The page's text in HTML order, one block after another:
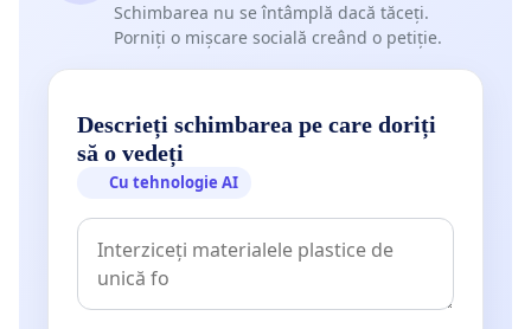
Schimbarea nu se întâmplă dacă tăceți.
Porniți o mișcare socială creând o petiție.
Descrieți schimbarea pe care doriți
să o vedeți
Cu tehnologie AI